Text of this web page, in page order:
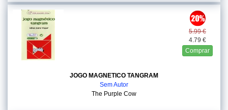
5.99 €
4.79 €
Comprar
JOGO MAGNETICO TANGRAM
Sem Autor
The Purple Cow